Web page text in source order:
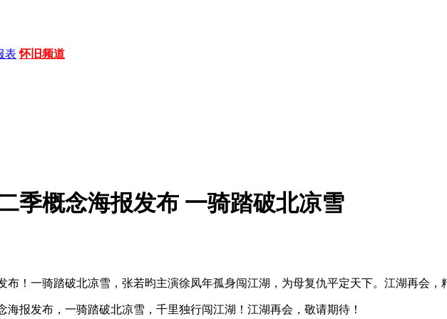
表 怀旧频道
季概念海报发布 一骑踏破北凉雪
布！一骑踏破北凉雪，张若昀主演徐凤年孤身闯江湖，为母复仇平定天下。江湖再会，
海报发布，一骑踏破北凉雪，千里独行闯江湖！江湖再会，敬请期待！